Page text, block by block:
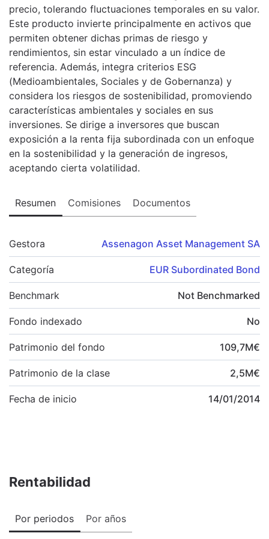
precio, tolerando fluctuaciones temporales en su valor.
Este producto invierte principalmente en activos que
permiten obtener dichas primas de riesgo y
rendimientos, sin estar vinculado a un índice de
referencia. Además, integra criterios ESG
(Medioambientales, Sociales y de Gobernanza) y
considera los riesgos de sostenibilidad, promoviendo
características ambientales y sociales en sus
inversiones. Se dirige a inversores que buscan
exposición a la renta fija subordinada con un enfoque
en la sostenibilidad y la generación de ingresos,
aceptando cierta volatilidad.
Resumen Comisiones Documentos
Gestora Assenagon Asset Management SA
Categoría EUR Subordinated Bond
Benchmark Not Benchmarked
Fondo indexado No
Patrimonio del fondo 109,7M€
Patrimonio de la clase 2,5M€
Fecha de inicio 14/01/2014
Rentabilidad
Por periodos Por años